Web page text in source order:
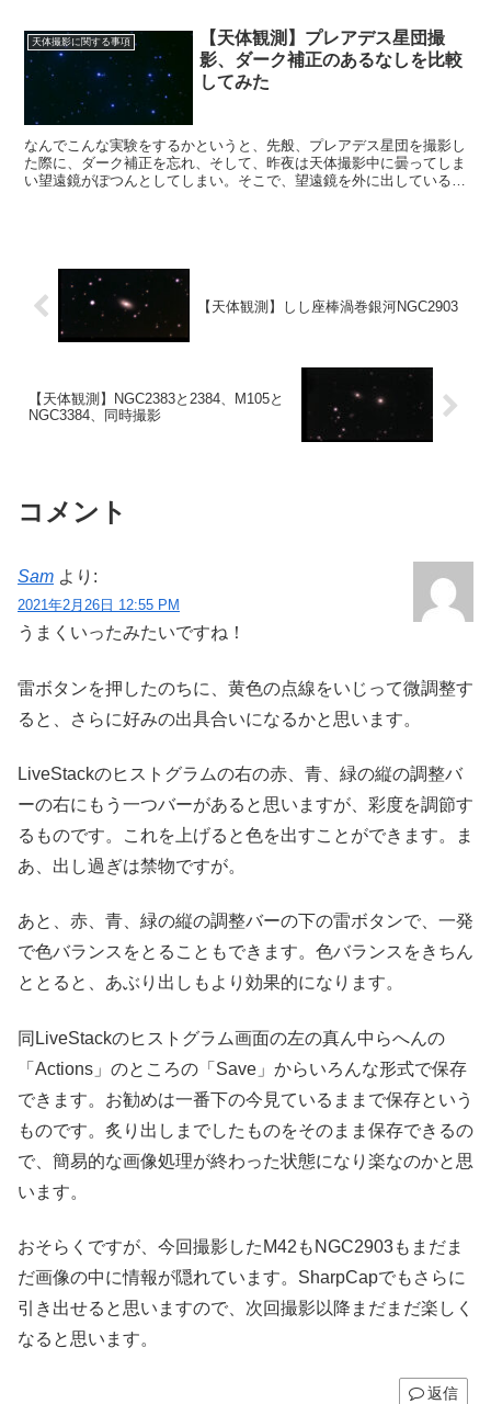
天体撮影に関する事項
【天体観測】プレアデス星団撮
影、ダーク補正のあるなしを比較
してみた
なんでこんな実験をするかというと、先般、プレアデス星団を撮影し
た際に、ダーク補正を忘れ、そして、昨夜は天体撮影中に曇ってしま
い望遠鏡がぽつんとしてしまい。そこで、望遠鏡を外に出している間
【天体観測】しし座棒渦巻銀河NGC2903
【天体観測】NGC2383と2384、M105と
NGC3384、同時撮影
コメント
Sam より:
2021年2月26日 12:55 PM
うまくいったみたいですね！
雷ボタンを押したのちに、黄色の点線をいじって微調整す
ると、さらに好みの出具合いになるかと思います。
LiveStackのヒストグラムの右の赤、青、緑の縦の調整バ
ーの右にもう一つバーがあると思いますが、彩度を調節す
るものです。これを上げると色を出すことができます。ま
あ、出し過ぎは禁物ですが。
あと、赤、青、緑の縦の調整バーの下の雷ボタンで、一発
で色バランスをとることもできます。色バランスをきちん
ととると、あぶり出しもより効果的になります。
同LiveStackのヒストグラム画面の左の真ん中らへんの
「Actions」のところの「Save」からいろんな形式で保存
できます。お勧めは一番下の今見ているままで保存という
ものです。炙り出しまでしたものをそのまま保存できるの
で、簡易的な画像処理が終わった状態になり楽なのかと思
います。
おそらくですが、今回撮影したM42もNGC2903もまだま
だ画像の中に情報が隠れています。SharpCapでもさらに
引き出せると思いますので、次回撮影以降まだまだ楽しく
なると思います。
返信